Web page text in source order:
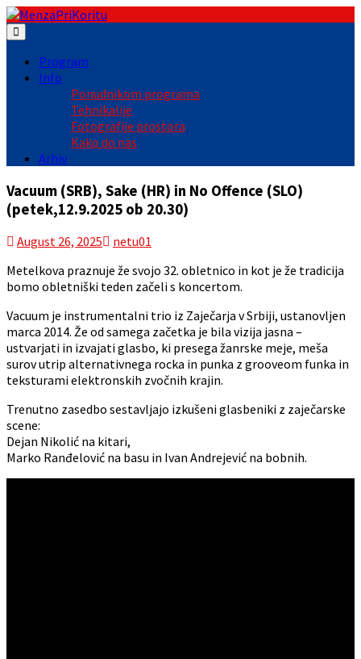
Skip
to
Program
Info
Ponudnikom programa
Tehnikalije
Fotografije prostora
Kako do nas
Arhiv
Vacuum (SRB), Sake (HR) in No Offence (SLO)
(petek,12.9.2025 ob 20.30)
August 26, 2025
netu01
Metelkova praznuje že svojo 32. obletnico in kot je že tradicija
bomo obletniški teden začeli s koncertom.
Vacuum je instrumentalni trio iz Zaječarja v Srbiji, ustanovljen
marca 2014. Že od samega začetka je bila vizija jasna –
ustvarjati in izvajati glasbo, ki presega žanrske meje, meša
surov utrip alternativnega rocka in punka z grooveom funka in
teksturami elektronskih zvočnih krajin.
Trenutno zasedbo sestavljajo izkušeni glasbeniki z zaječarske
scene:
Dejan Nikolić na kitari,
Marko Ranđelović na basu in Ivan Andrejević na bobnih.